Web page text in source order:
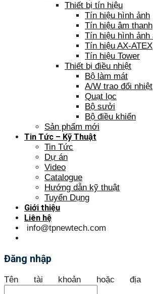
Thiết bị tín hiệu
Tín hiệu hình ảnh
Tín hiệu âm thanh
Tín hiệu hình ảnh
Tín hiệu AX-ATEX
Tín hiệu Tower
Thiết bị điều nhiệt
Bộ làm mát
A/W trao đổi nhiệt
Quạt lọc
Bộ sưởi
Bộ điều khiển
Sản phẩm mới
Tin Tức – Kỹ Thuật
Tin Tức
Dự án
Video
Catalogue
Hướng dẫn kỹ thuật
Tuyển Dụng
Giới thiệu
Liên hệ
info@tpnewtech.com
Đăng nhập
Tên tài khoản hoặc